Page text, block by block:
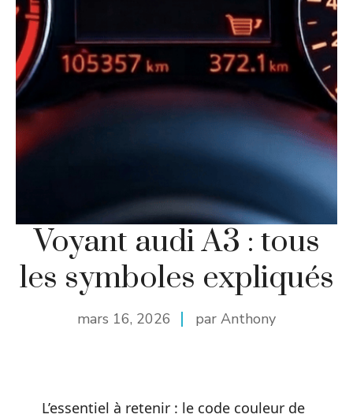
Voyant audi A3 : tous
les symboles expliqués
mars 16, 2026 par Anthony
L’essentiel à retenir : le code couleur de